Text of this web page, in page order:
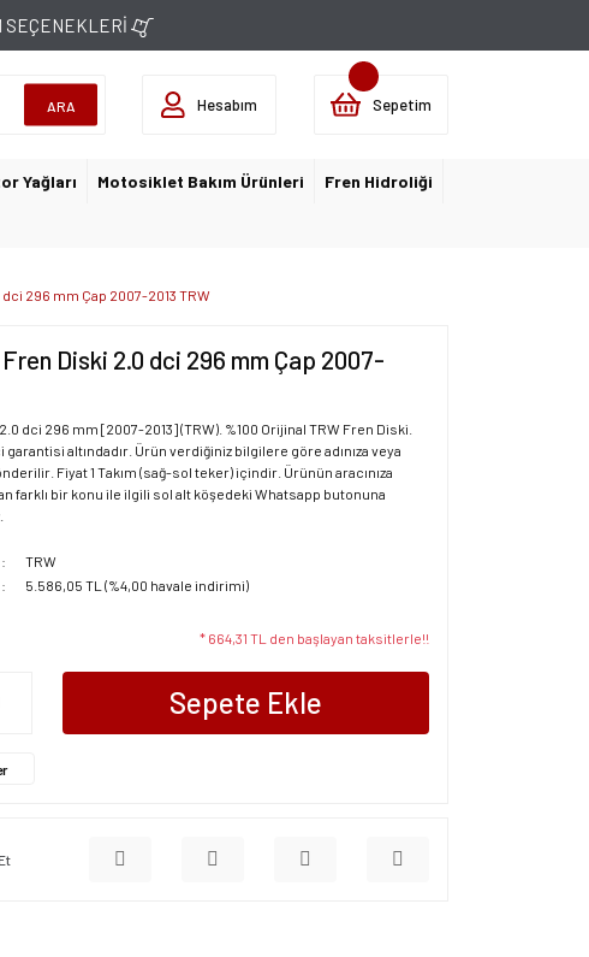
SEÇENEKLERİ
ARA Hesabım Sepetim
Yağları Motosiklet Bakım Ürünleri Fren Hidroliği
296 mm Çap 2007-2013 TRW
Diski 2.0 dci 296 mm Çap 2007-
dci 296 mm [2007-2013] (TRW). %100 Orijinal TRW Fren Diski.
altındadır. Ürün verdiğiniz bilgilere göre adınıza veya
Fiyat 1 Takım (sağ-sol teker) içindir. Ürünün aracınıza
farklı bir konu ile ilgili sol alt köşedeki Whatsapp butonuna
TRW
5.586,05 TL (%4,00 havale indirimi)
* 664,31 TL den başlayan taksitlerle!!
Sepete Ekle